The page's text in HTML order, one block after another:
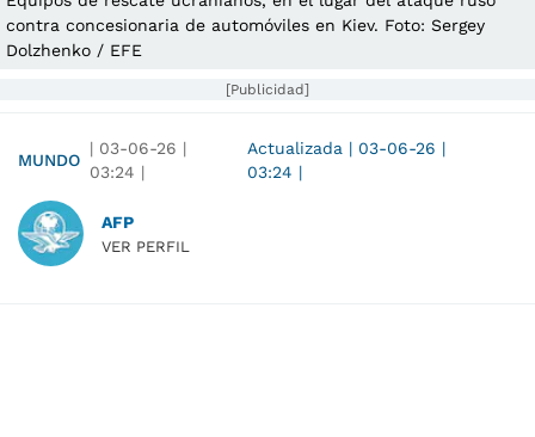
contra concesionaria de automóviles en Kiev. Foto: Sergey
Dolzhenko / EFE
[Publicidad]
MUNDO
| 03-06-26 |
03:24 |
Actualizada | 03-06-26 |
03:24 |
AFP
VER PERFIL